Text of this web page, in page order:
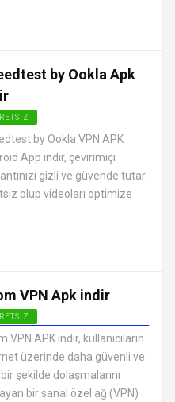
by Ookla Apk
VPN APK
ÜCRETSIZ
by Ookla VPN APK
App indir, çevirimiçi
gizli ve güvende tutar.
olup videoları optimize
VPN Apk indir
VPN APK
ÜCRETSIZ
VPN APK indir, kullanıcıların
üzerinde daha güvenli ve
şekilde dolaşmalarını
bir sanal özel ağ (VPN)